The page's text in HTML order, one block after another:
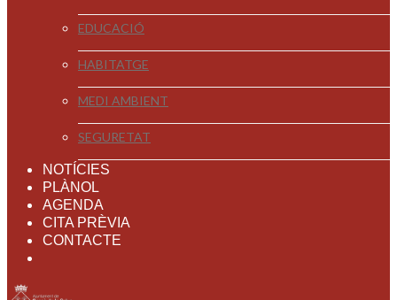
EDUCACIÓ
HABITATGE
MEDI AMBIENT
SEGURETAT
NOTÍCIES
PLÀNOL
AGENDA
CITA PRÈVIA
CONTACTE